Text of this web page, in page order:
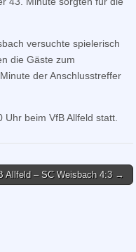
versuchte spielerisch
die Gäste zum
der Anschlusstreffer
beim VfB Allfeld statt.
Allfeld – SC Weisbach 4:3 →